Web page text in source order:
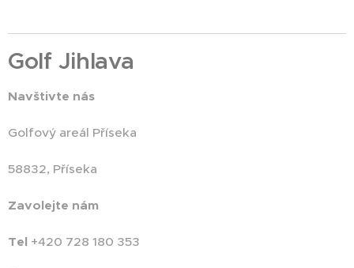
Golf Jihlava
Navštivte nás
Golfový areál Příseka
58832, Příseka
Zavolejte nám
Tel +420 728 180 353